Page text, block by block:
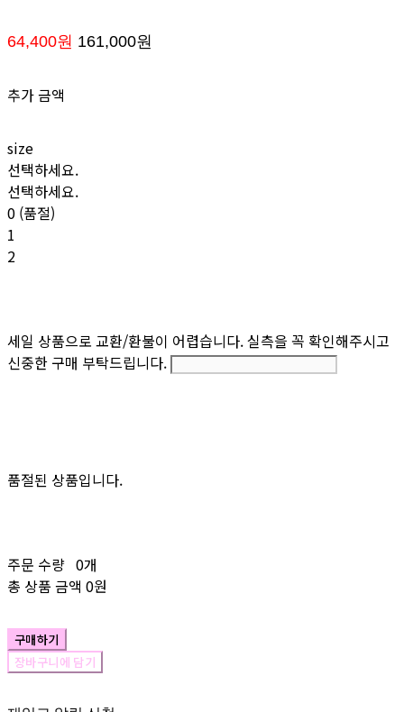
64,400원 161,000원
추가 금액
size
선택하세요.
선택하세요.
0 (품절)
1
2
세일 상품으로 교환/환불이 어렵습니다. 실측을 꼭 확인해주시고
신중한 구매 부탁드립니다.
품절된 상품입니다.
주문 수량 0개
총 상품 금액 0원
구매하기
장바구니에 담기